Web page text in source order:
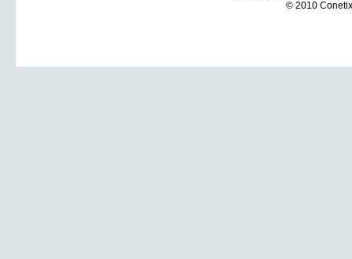
© 2010